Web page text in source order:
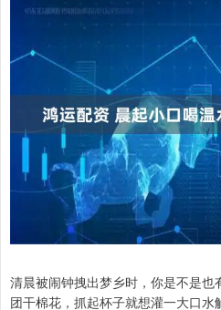
清晨被闹钟拽出梦乡时，你是不是
团干棉花，抓起杯子就想灌一大口水